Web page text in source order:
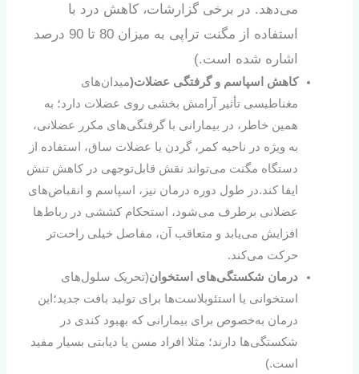
می‌دهد. در برخی گزارشات، کاهش درد با
استفاده از مگنت تراپی به میزان 80 تا 90 درصد
اشاره شده است.)
کاهش اسپاسم و گرفتگی عضلات(میدان‌های
مغناطیسی تأثیر آرامش‌ بخشی روی عضلات دارد؛ به
همین خاطر، در بیمارانی با گرفتگی‌های مکرر عضلانی،
به‌ ویژه در ناحیه کمر، گردن یا عضلات ساق، استفاده از
دستگاه مگنت می‌تواند نقش قابل‌توجهی در کاهش تنش
ایفا کند.در طول دوره درمان نیز، اسپاسم و انقباض‌های
عضلانی برطرف می‌شود، استحکام کششی در رباط‌ها
افزایش می‌یابد و متعاقب آن، مفاصل خیلی راحت‌تر
حرکت می‌کند.
درمان شکستگی‌های استخوان(تحریک سلول‌های
استخوانی یا استئوبلاست‌ها برای تولید بافت جدید؛این
درمان به‌خصوص برای بیمارانی که بهبود کندی در
شکستگی‌ها دارند؛ مثلا افراد مسن یا دیابتی بسیار مفید
است.)